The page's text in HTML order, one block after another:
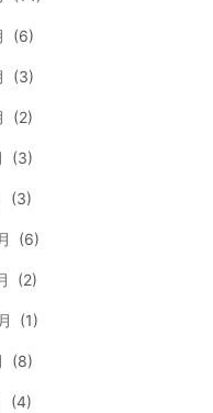
(6)
(3)
(2)
(3)
(3)
(6)
(2)
(1)
(8)
(4)